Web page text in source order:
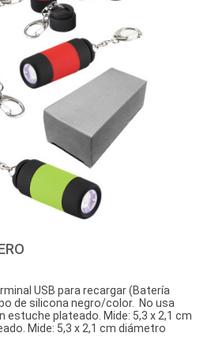
USB para recargar (Batería
de silicona negro/color. No usa
estuche plateado. Mide: 5,3 x 2,1 cm
Mide: 5,3 x 2,1 cm diámetro